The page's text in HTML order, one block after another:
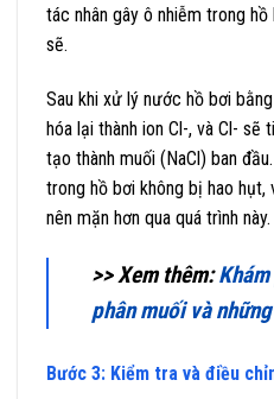
tác nhân gây ô nhiễm trong
sẽ.
Sau khi xử lý nước hồ bơi
hóa lại thành ion Cl-, và Cl-
tạo thành muối (NaCl) ban
trong hồ bơi không bị hao
nên mặn hơn qua quá trình này.
>> Xem thêm:
phân muối và
Bước 3: Kiểm tra và điều